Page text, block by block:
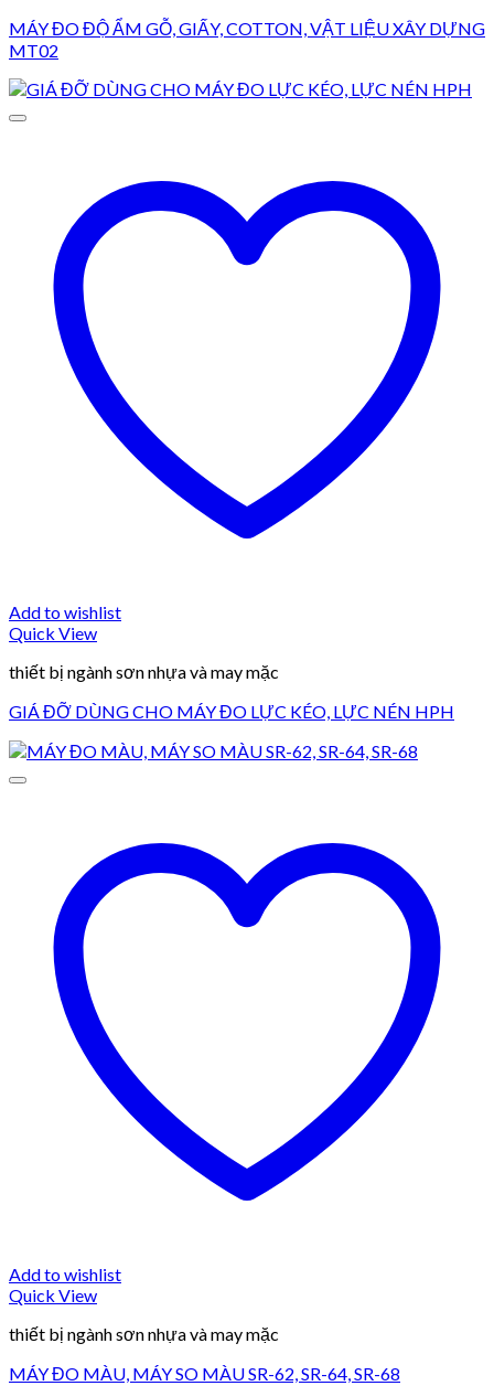
MÁY ĐO ĐỘ ẨM GỖ, GIẤY, COTTON, VẬT LIỆU XÂY DỰNG
MT02
Add to wishlist
Quick View
thiết bị ngành sơn nhựa và may mặc
GIÁ ĐỠ DÙNG CHO MÁY ĐO LỰC KÉO, LỰC NÉN HPH
Add to wishlist
Quick View
thiết bị ngành sơn nhựa và may mặc
MÁY ĐO MÀU, MÁY SO MÀU SR-62, SR-64, SR-68